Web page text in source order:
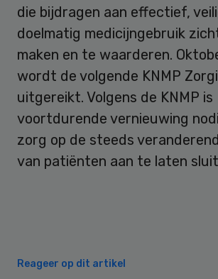
die bijdragen aan effectief,
doelmatig medicijngebruik
maken en te waarderen.
wordt de volgende KNMP
uitgereikt. Volgens de KNMP is
voortdurende vernieuwing
zorg op de steeds
van patiënten aan te laten
Reageer op dit artikel